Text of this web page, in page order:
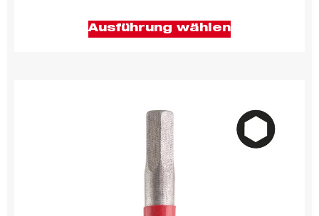
Ausführung wählen